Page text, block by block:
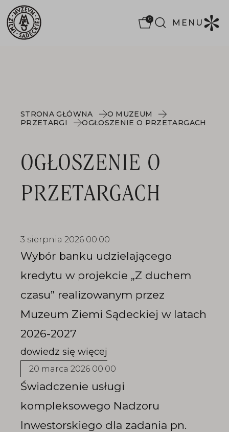
0 MENU
STRONA GŁÓWNA
O MUZEUM
PRZETARGI
OGŁOSZENIE O PRZETARGACH
OGŁOSZENIE O
PRZETARGACH
3 sierpnia 2026 00:00
Wybór banku udzielającego
kredytu w projekcie „Z duchem
czasu” realizowanym przez
Muzeum Ziemi Sądeckiej w latach
2026-2027
20 marca 2026 00:00
Świadczenie usługi
kompleksowego Nadzoru
Inwestorskiego dla zadania pn.